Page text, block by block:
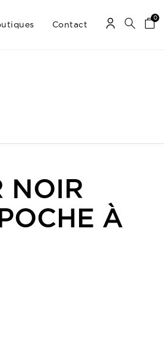
Contact
0
NOIR
À